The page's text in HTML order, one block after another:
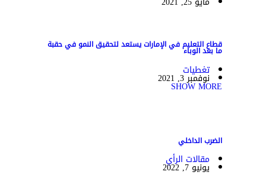
قطاع التعليم في الإمارات يستعد لتحقيق النمو في حقبة
ما بعد الوباء
تغطيات
نوفمبر 3, 2021
SHOW MORE
الضرب الداخلي
مقالات الرأي
يونيو 7, 2022